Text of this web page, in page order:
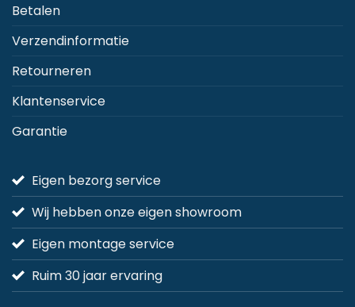
Betalen
Verzendinformatie
Retourneren
Klantenservice
Garantie
Eigen bezorg service
Wij hebben onze eigen showroom
Eigen montage service
Ruim 30 jaar ervaring